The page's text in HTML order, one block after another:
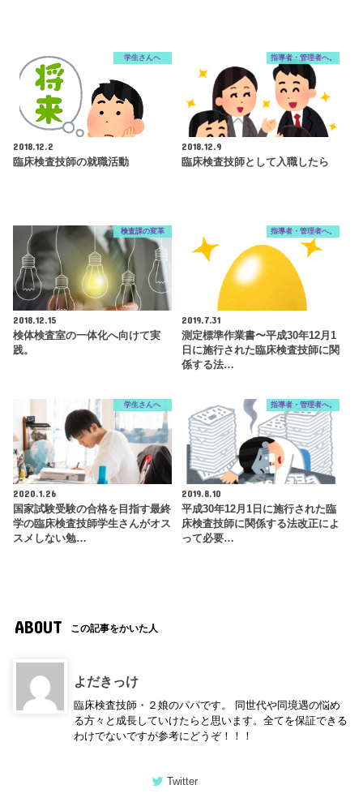
学生さんへ
2018.12.2
臨床検査技師の就職活動
指導者・管理者へ。
2018.12.9
臨床検査技師として入職したら
検査課の変革
2018.12.15
検体検査室の一体化へ向けて実
践。
指導者・管理者へ。
2019.7.31
測定標準作業書〜平成30年12月1
日に施行された臨床検査技師に関
係する法…
学生さんへ
2020.1.26
国家試験受験の合格を目指す最終
学の臨床検査技師学生さんがオス
スメしない勉…
指導者・管理者へ。
2019.8.10
平成30年12月1日に施行された臨
床検査技師に関係する法改正によ
って必要…
ABOUT この記事をかいた人
よだきっけ
臨床検査技師・２娘のパパです。 同世代や同境遇の悩め
る方々と成長していけたらと思います。全てを保証できる
わけでないですが参考にどうぞ！！！
Twitter